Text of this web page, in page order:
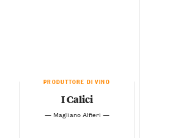
PRODUTTORE DI VINO
I Calici
— Magliano Alfieri —